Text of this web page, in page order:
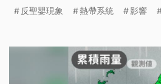
日後，低壓帶會變得比較活躍
反聖嬰現象 熱帶系統 影響